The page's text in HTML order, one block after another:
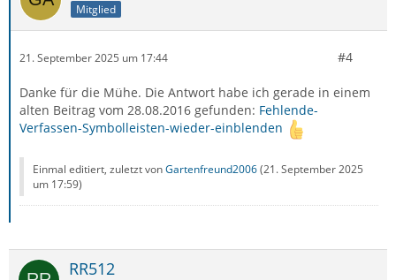
Mitglied
21. September 2025 um 17:44 #4
Danke für die Mühe. Die Antwort habe ich gerade in einem
alten Beitrag vom 28.08.2016 gefunden: Fehlende-
Verfassen-Symbolleisten-wieder-einblenden
Einmal editiert, zuletzt vonGartenfreund2006(21. September 2025
um 17:59)
RR512